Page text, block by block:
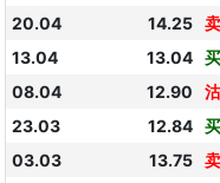
20.04
14.25
13.04
13.04
08.04
12.90
23.03
12.84
03.03
13.75